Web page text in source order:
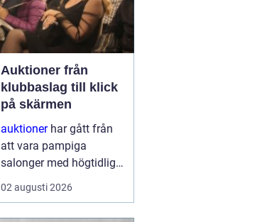
lämna in sina knivar.03
augusti 2026
Auktioner från
klubbaslag till klick
på skärmen
auktionerhar gått från
att vara pampiga
salonger med högtidliga
klubbeslag till att bli en
vardaglig del av livet
02 augusti 2026